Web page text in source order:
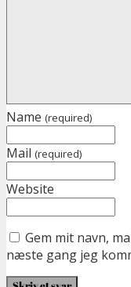
Name (required)
Mail (required)
Website
Gem mit navn,
næste gang jeg